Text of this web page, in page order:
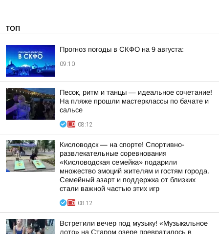
ТОП
Прогноз погоды в СКФО на 9 августа:
09:10
Песок, ритм и танцы — идеальное сочетание!
На пляже прошли мастерклассы по бачате и
сальсе
08:12
Кисловодск — на спорте! Спортивно-
развлекательные соревнования
«Кисловодская семейка» подарили
множество эмоций жителям и гостям города.
Семейный азарт и поддержка от близких
стали важной частью этих игр
08:12
Встретили вечер под музыку! «Музыкальное
лото» на Старом озере превратилось в